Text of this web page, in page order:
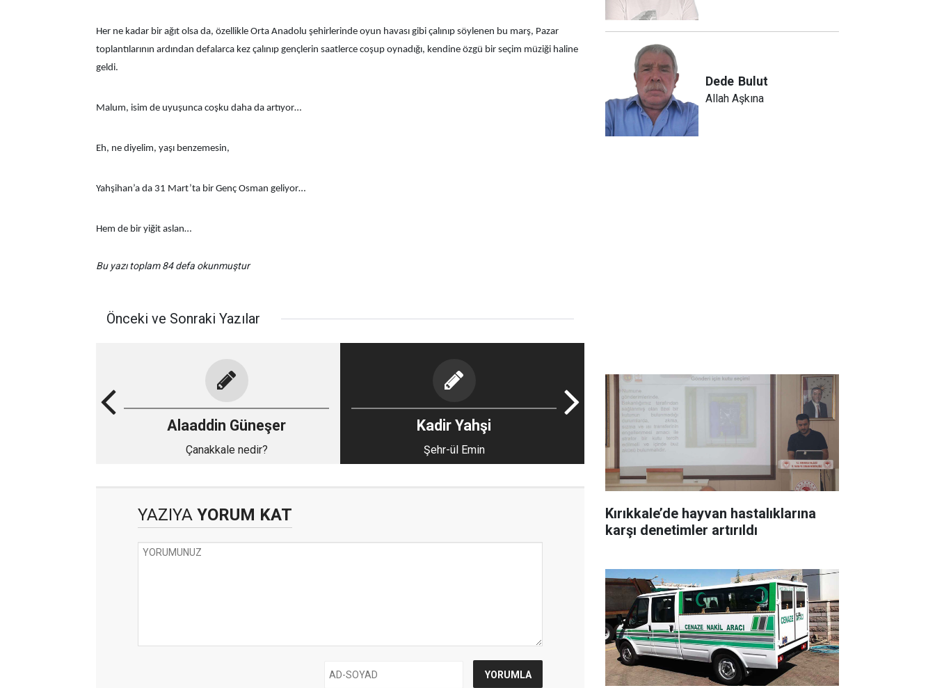
Her ne kadar bir ağıt olsa da, özellikle Orta Anadolu şehirlerinde oyun havası gibi çalınıp söylenen bu marş, Pazar
toplantılarının ardından defalarca kez çalınıp gençlerin saatlerce coşup oynadığı, kendine özgü bir seçim müziği haline
geldi.
Malum, isim de uyuşunca coşku daha da artıyor…
Eh, ne diyelim, yaşı benzemesin,
Yahşihan’a da 31 Mart’ta bir Genç Osman geliyor…
Hem de bir yiğit aslan…
Bu yazı toplam 84 defa okunmuştur
Önceki ve Sonraki Yazılar
Alaaddin Güneşer
Çanakkale nedir?
Kadir Yahşi
Şehr-ül Emin
YAZIYA YORUM KAT
Dede Bulut
Allah Aşkına
Kırıkkale’de hayvan hastalıklarına
karşı denetimler artırıldı